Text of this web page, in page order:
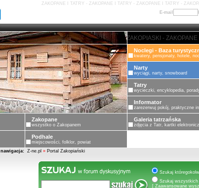
ZAKOPANE I TATRY - ZAKOPANE I TATRY - ZAKOPANE I TATRY -
E-mail
ZAKOPANE - PORTAL
Noclegi - Baza
kwatery, pensjonaty, hotele,
Narty
wyciągi, narty, snowboard
Tatry
wycieczki, encyklopedia,
Informator
zarezerwuj pokój, praktyczne
Zakopane
wszystko o Zakopanem
Galeria tatrzańska
zdjęcia z Tatr, kartki
Podhale
miejscowości, folklor, powiat
nawigacja: Z-ne.pl » Portal Zakopiański
Szukaj
Szukaj wszystkich
[ Zaawansowane